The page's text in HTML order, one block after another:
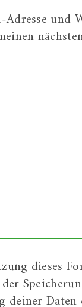
und
dieses
deiner Daten